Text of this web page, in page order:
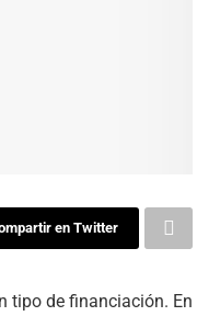
en Twitter
tipo de financiación. En